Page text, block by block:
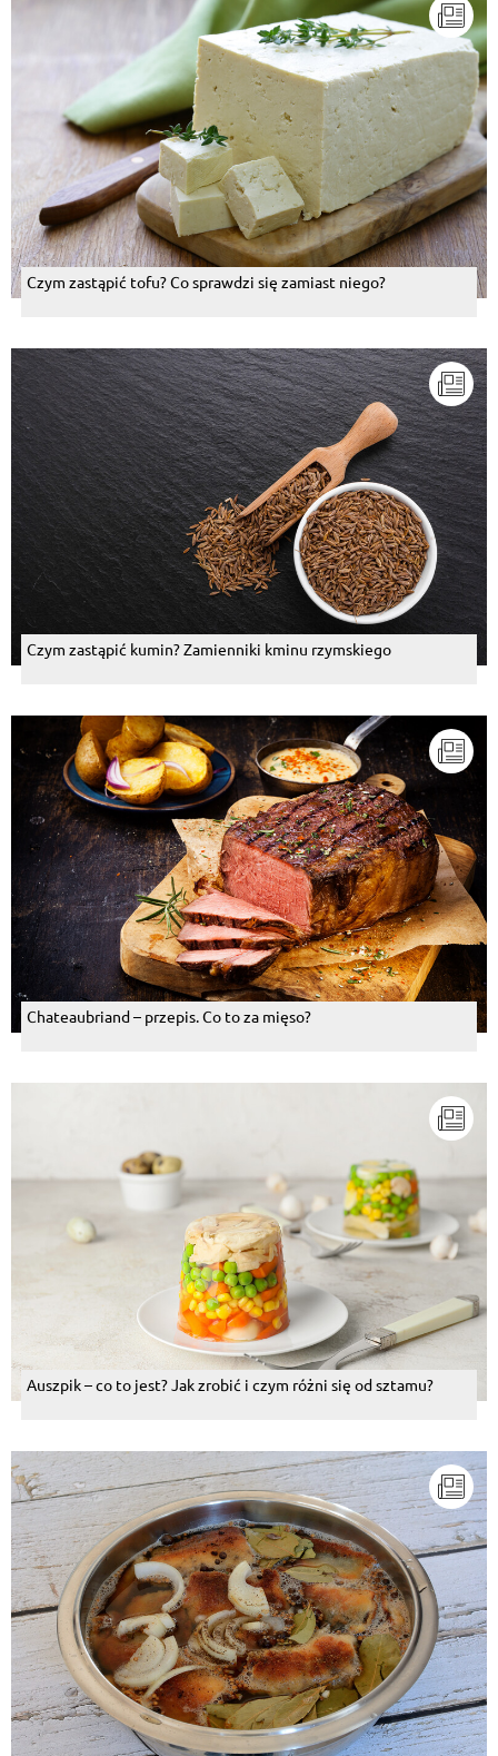
Czym zastąpić tofu? Co sprawdzi się zamiast niego?
Czym zastąpić kumin? Zamienniki kminu rzymskiego
Chateaubriand – przepis. Co to za mięso?
Auszpik – co to jest? Jak zrobić i czym różni się od sztamu?